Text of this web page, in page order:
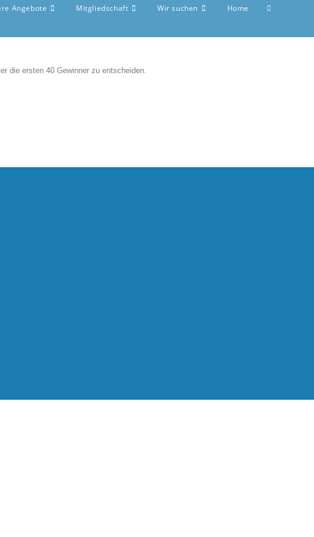
Angebote Mitgliedschaft Wir suchen Home
die ersten 40 Gewinner zu entscheiden.